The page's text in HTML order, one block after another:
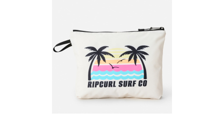
ZUR DETAILSEITE